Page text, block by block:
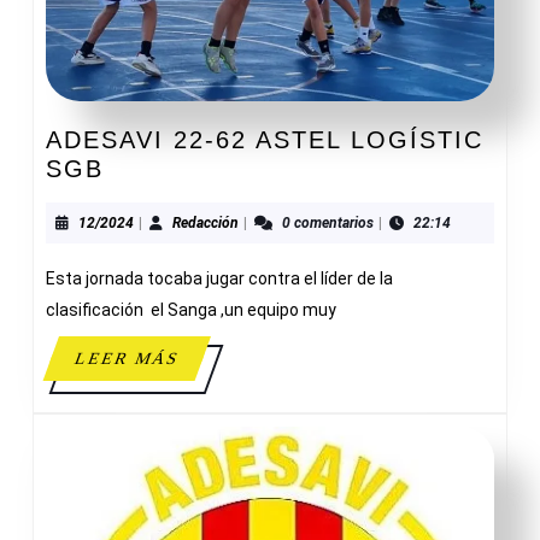
ADESAVI 22-62 ASTEL LOGÍSTIC
SGB
62
LOGÍSTIC
SGB
12/202412/2024Redacción Redacción0 comentarios 22:14
Esta jornada tocaba jugar contra el líder de la
clasificación el Sanga ,un equipo muy
LEER MÁSLEER
MÁS